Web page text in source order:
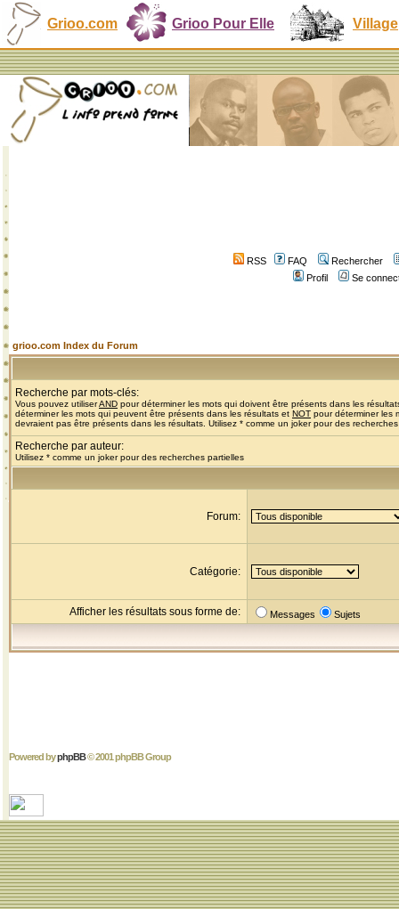
Grioo.com Grioo Pour Elle Village
RSS FAQ
Rechercher
Profil
Se
grioo.com Index du Forum
Recherche par mots-clés:
Vous pouvez utiliserAND pour déterminer les mots qui doivent être présents dans les
déterminer les mots qui peuvent être présents dans les résultats et NOT pour déterminer les
devraient pas être présents dans les résultats. Utilisez * comme un joker pour des
Recherche par auteur:
Utilisez * comme un joker pour des recherches partielles
Forum:
Catégorie:
Afficher les résultats sous forme de: Messages Sujets
Powered byphpBB© 2001 phpBB Group